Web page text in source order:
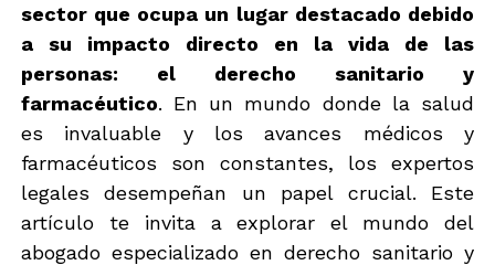
sector que ocupa un lugar destacado debido
a su impacto directo en la vida de las
personas: el derecho sanitario y
farmacéutico. En un mundo donde la salud
es invaluable y los avances médicos y
farmacéuticos son constantes, los expertos
legales desempeñan un papel crucial. Este
artículo te invita a explorar el mundo del
abogado especializado en derecho sanitario y